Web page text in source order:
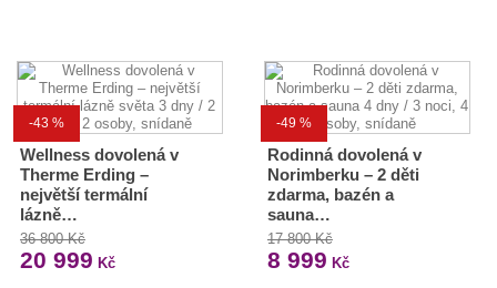
-43 %
Wellness dovolená v
Therme Erding –
největší termální
lázně…
36 800 Kč
20 999 Kč
-49 %
Rodinná dovolená v
Norimberku – 2 děti
zdarma, bazén a
sauna…
17 800 Kč
8 999 Kč